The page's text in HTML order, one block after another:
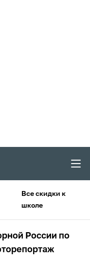
Все скидки к
школе
России по